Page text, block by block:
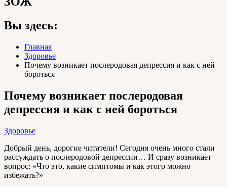
Вы здесь:
Главная
Здоровье
Почему возникает послеродовая депрессия и как с ней
бороться
Почему возникает послеродовая
депрессия и как с ней бороться
Здоровье
Добрый день, дорогие читатели! Сегодня очень много стали
рассуждать о послеродовой депрессии… И сразу возникает
вопрос: «Что это, какие симптомы и как этого можно
избежать?»